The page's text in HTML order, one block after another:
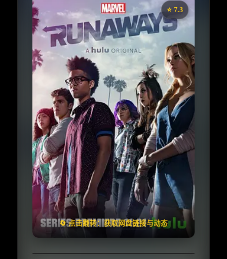
⭐️ 7.3
🔄 点击翻转：获取网盘链接与动态
《离家童盟》
⭐️ 评分：7.3 | 🎬 2017年
✅ 已完结
夸克网盘
失效请反馈
🧧️
天天领红包